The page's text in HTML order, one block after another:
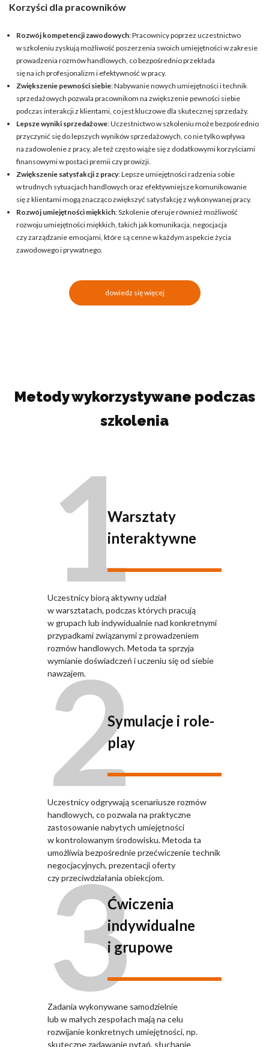
Korzyści dla pracowników
Rozwój kompetencji zawodowych: Pracownicy poprzez uczestnictwo
w szkoleniu zyskują możliwość poszerzenia swoich umiejętności w zakresie
prowadzenia rozmów handlowych, co bezpośrednio przekłada
się na ich profesjonalizm i efektywność w pracy.
Zwiększenie pewności siebie: Nabywanie nowych umiejętności i technik
sprzedażowych pozwala pracownikom na zwiększenie pewności siebie
podczas interakcji z klientami, co jest kluczowe dla skutecznej sprzedaży.
Lepsze wyniki sprzedażowe: Uczestnictwo w szkoleniu może bezpośrednio
przyczynić się do lepszych wyników sprzedażowych, co nie tylko wpływa
na zadowolenie z pracy, ale też często wiąże się z dodatkowymi korzyściami
finansowymi w postaci premii czy prowizji.
Zwiększenie satysfakcji z pracy: Lepsze umiejętności radzenia sobie
w trudnych sytuacjach handlowych oraz efektywniejsze komunikowanie
się z klientami mogą znacząco zwiększyć satysfakcję z wykonywanej pracy.
Rozwój umiejętności miękkich: Szkolenie oferuje również możliwość
rozwoju umiejętności miękkich, takich jak komunikacja, negocjacja
czy zarządzanie emocjami, które są cenne w każdym aspekcie życia
zawodowego i prywatnego.
dowiedz się więcej
Metody wykorzystywane podczas
szkolenia
1Warsztaty
interaktywne
Uczestnicy biorą aktywny udział
w warsztatach, podczas których pracują
w grupach lub indywidualnie nad konkretnymi
przypadkami związanymi z prowadzeniem
rozmów handlowych. Metoda ta sprzyja
wymianie doświadczeń i uczeniu się od siebie
nawzajem.
2Symulacje i role-
play
Uczestnicy odgrywają scenariusze rozmów
handlowych, co pozwala na praktyczne
zastosowanie nabytych umiejętności
w kontrolowanym środowisku. Metoda ta
umożliwia bezpośrednie przećwiczenie technik
negocjacyjnych, prezentacji oferty
czy przeciwdziałania obiekcjom.
3Ćwiczenia
indywidualne
i grupowe
Zadania wykonywane samodzielnie
lub w małych zespołach mają na celu
rozwijanie konkretnych umiejętności, np.
skuteczne zadawanie pytań, słuchanie